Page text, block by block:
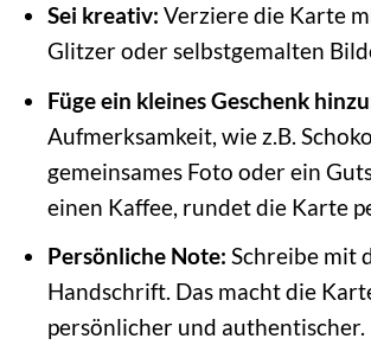
Sei kreativ: Verziere die Karte
Glitzer oder selbstgemalten
Füge ein kleines Geschenk
Aufmerksamkeit, wie z.B.
gemeinsames Foto oder ein
einen Kaffee, rundet die Karte
Persönliche Note: Schreibe mit
Handschrift. Das macht die
persönlicher und authentischer.